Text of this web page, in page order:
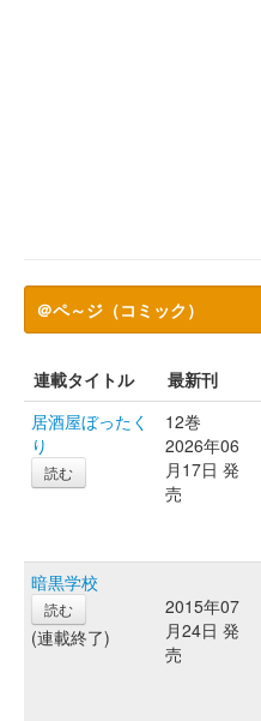
＠ペ～ジ（コミック）
連載タイトル 最新刊
居酒屋ぼったく
り
読む
12巻
2026年06
月17日 発
売
暗黒学校
読む
(連載終了)
2015年07
月24日 発
売